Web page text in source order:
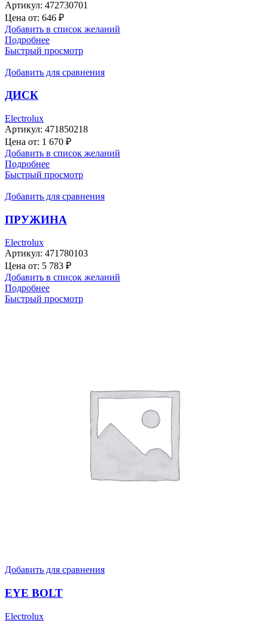
Артикул: 472730701
Цена от: 646 ₽
Добавить в список желаний
Подробнее
Быстрый просмотр
Добавить для сравнения
ДИСК
Electrolux
Артикул: 471850218
Цена от: 1 670 ₽
Добавить в список желаний
Подробнее
Быстрый просмотр
Добавить для сравнения
ПРУЖИНА
Electrolux
Артикул: 471780103
Цена от: 5 783 ₽
Добавить в список желаний
Подробнее
Быстрый просмотр
Добавить для сравнения
EYE BOLT
Electrolux